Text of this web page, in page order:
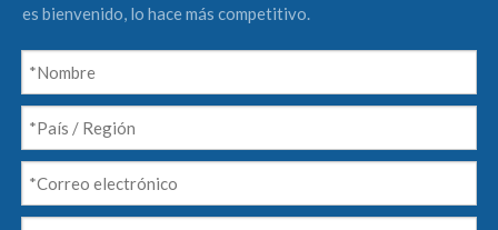
es bienvenido, lo hace más competitivo.